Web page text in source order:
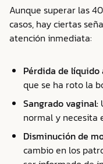
Aunque superar las
casos, hay ciertas
atención inmediata:
Pérdida de líquido
que se ha roto la
Sangrado vaginal:
normal y necesita
Disminución de
cambio en los